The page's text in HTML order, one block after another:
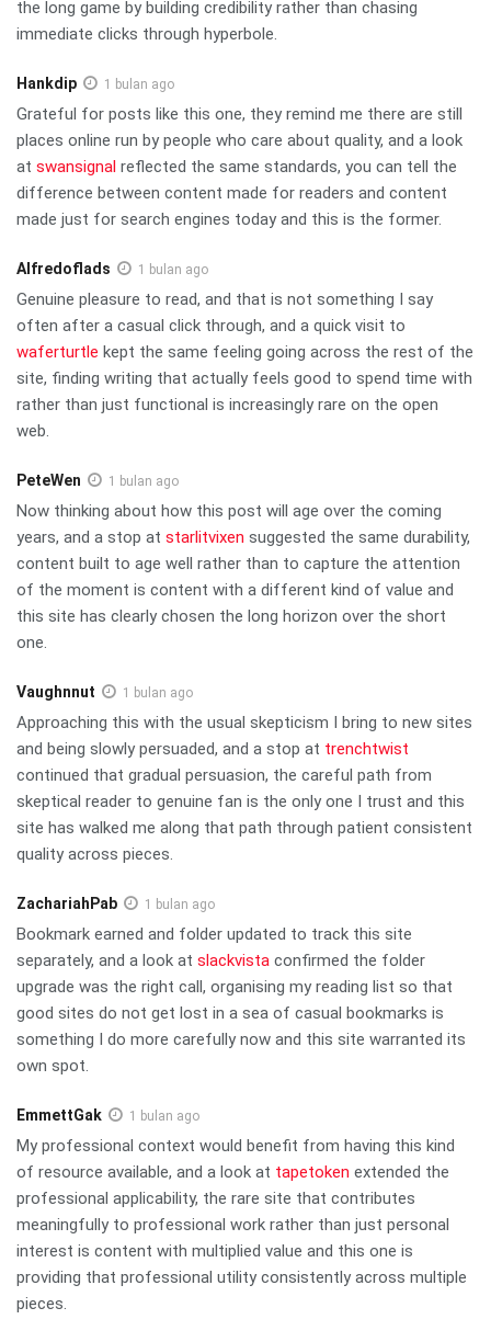
the long game by building credibility rather than chasing
immediate clicks through hyperbole.
Hankdip 1 bulan ago
Grateful for posts like this one, they remind me there are still
places online run by people who care about quality, and a look
at swansignal reflected the same standards, you can tell the
difference between content made for readers and content
made just for search engines today and this is the former.
Alfredoflads 1 bulan ago
Genuine pleasure to read, and that is not something I say
often after a casual click through, and a quick visit to
waferturtle kept the same feeling going across the rest of the
site, finding writing that actually feels good to spend time with
rather than just functional is increasingly rare on the open
web.
PeteWen 1 bulan ago
Now thinking about how this post will age over the coming
years, and a stop at starlitvixen suggested the same durability,
content built to age well rather than to capture the attention
of the moment is content with a different kind of value and
this site has clearly chosen the long horizon over the short
one.
Vaughnnut 1 bulan ago
Approaching this with the usual skepticism I bring to new sites
and being slowly persuaded, and a stop at trenchtwist
continued that gradual persuasion, the careful path from
skeptical reader to genuine fan is the only one I trust and this
site has walked me along that path through patient consistent
quality across pieces.
ZachariahPab 1 bulan ago
Bookmark earned and folder updated to track this site
separately, and a look at slackvista confirmed the folder
upgrade was the right call, organising my reading list so that
good sites do not get lost in a sea of casual bookmarks is
something I do more carefully now and this site warranted its
own spot.
EmmettGak 1 bulan ago
My professional context would benefit from having this kind
of resource available, and a look at tapetoken extended the
professional applicability, the rare site that contributes
meaningfully to professional work rather than just personal
interest is content with multiplied value and this one is
providing that professional utility consistently across multiple
pieces.